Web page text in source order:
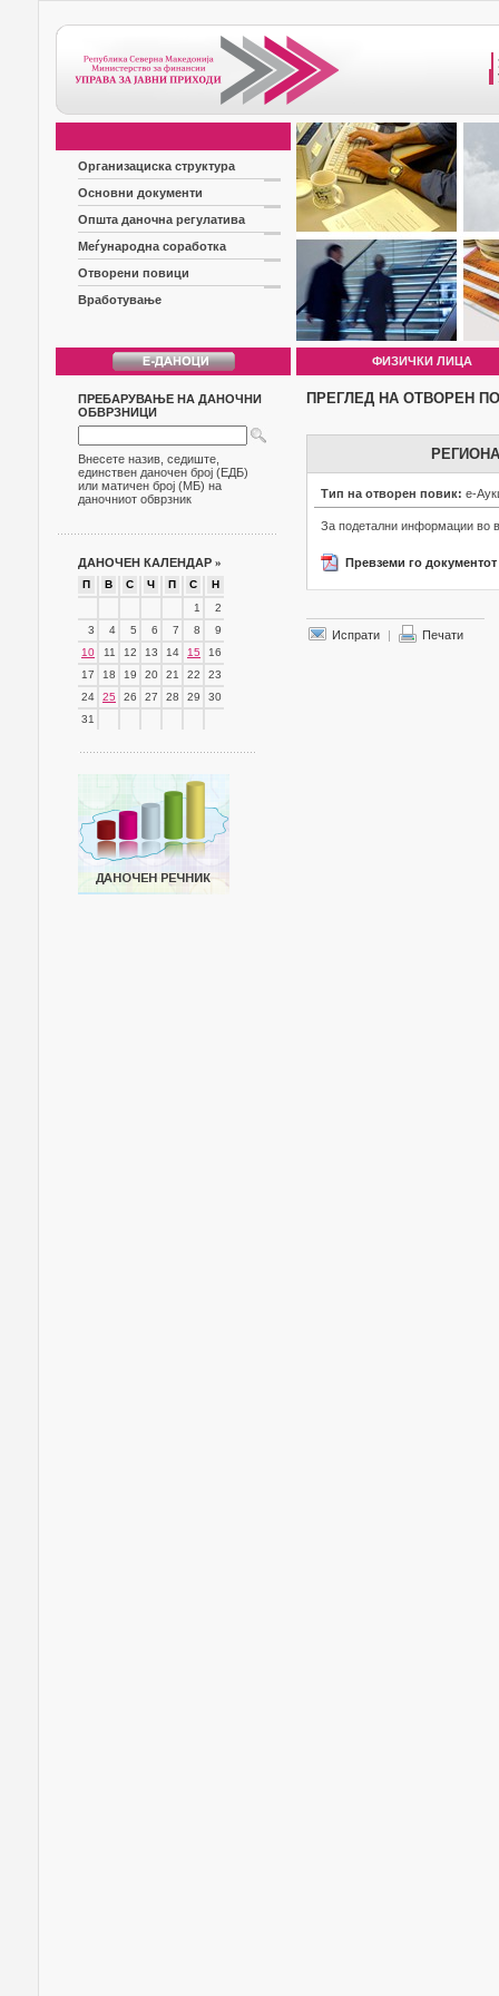
Организациска структура
Основни документи
Општа даночна регулатива
Меѓународна соработка
Отворени повици
Вработување
ФИЗИЧКИ ЛИЦА
ПРЕБАРУВАЊЕ НА ДАНОЧНИ
ОБВРЗНИЦИ
Внесете назив, седиште,
единствен даночен број (ЕДБ)
или матичен број (МБ) на
даночниот обврзник
ДАНОЧЕН КАЛЕНДАР »
П В С Ч П С
Н
1
2
3
4 5 6 7 8
9
10
11 12 13 14 15
16
17
18 19 20 21 22
23
24
25 26 27 28 29
30
31
ПРЕГЛЕД НА ОТВОРЕН
Тип на отворен повик: е-
За подетални информации во
Превземи го документот
Испрати | Печати